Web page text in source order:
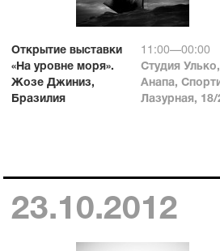
Открытие выставки
«На уровне моря».
Жозе Джиниз,
Бразилия
11:00—00:00
Студия Улько,
Анапа,
Лазурная, 18/
23.10.2012